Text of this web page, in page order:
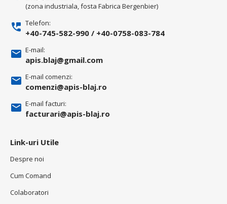
(zona industriala, fosta Fabrica Bergenbier)
Telefon:
+40-745-582-990 / +40-0758-083-784
E-mail:
apis.blaj@gmail.com
E-mail comenzi:
comenzi@apis-blaj.ro
E-mail facturi:
facturari@apis-blaj.ro
Link-uri Utile
Despre noi
Cum Comand
Colaboratori